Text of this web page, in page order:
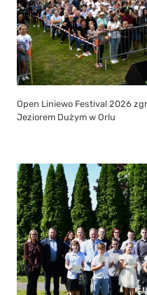
Open Liniewo Festival 2026
Jeziorem Dużym w Orlu